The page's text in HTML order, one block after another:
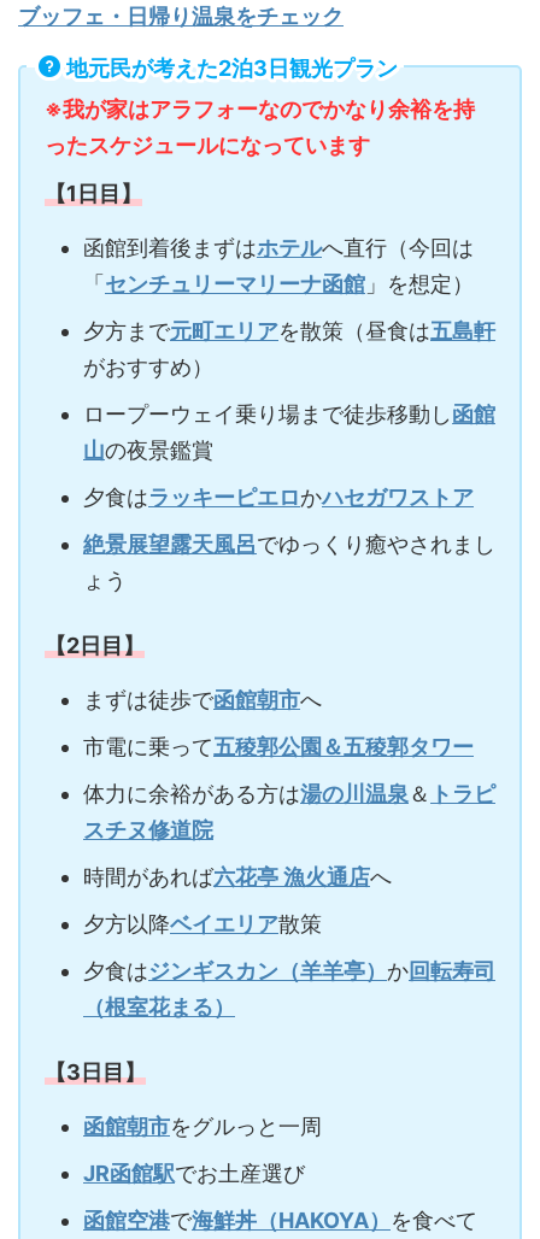
ブッフェ・日帰り温泉をチェック
地元民が考えた2泊3日観光プラン
※我が家はアラフォーなのでかなり余裕を持
ったスケジュールになっています
【1日目】
函館到着後まずはホテルへ直行（今回は
「 センチュリーマリーナ函館 」を想定）
夕方まで元町エリアを散策（昼食は五島軒
がおすすめ）
ロープーウェイ乗り場まで徒歩移動し函館
山の夜景鑑賞
夕食はラッキーピエロかハセガワストア
絶景展望露天風呂でゆっくり癒やされまし
ょう
【2日目】
まずは徒歩で函館朝市へ
市電に乗って五稜郭公園＆五稜郭タワー
体力に余裕がある方は湯の川温泉＆ トラピ
スチヌ修道院
時間があれば六花亭 漁火通店へ
夕方以降ベイエリア散策
夕食はジンギスカン（羊羊亭） か回転寿司
（根室花まる）
【3日目】
函館朝市をグルっと一周
JR函館駅でお土産選び
函館空港で海鮮丼（HAKOYA） を食べて